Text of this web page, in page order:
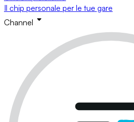
Il chip personale per le tue gare
Channel